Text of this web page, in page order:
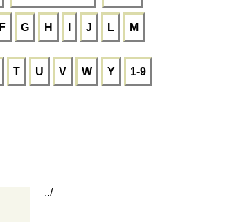
F G H J L M
T U V W Y 1-9
../